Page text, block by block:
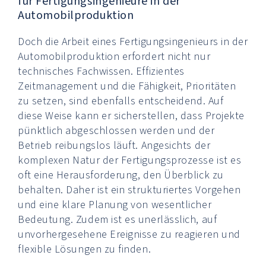
Automobilproduktion
Doch die Arbeit eines Fertigungsingenieurs in der
Automobilproduktion erfordert nicht nur
technisches Fachwissen. Effizientes
Zeitmanagement und die Fähigkeit, Prioritäten
zu setzen, sind ebenfalls entscheidend. Auf
diese Weise kann er sicherstellen, dass Projekte
pünktlich abgeschlossen werden und der
Betrieb reibungslos läuft. Angesichts der
komplexen Natur der Fertigungsprozesse ist es
oft eine Herausforderung, den Überblick zu
behalten. Daher ist ein strukturiertes Vorgehen
und eine klare Planung von wesentlicher
Bedeutung. Zudem ist es unerlässlich, auf
unvorhergesehene Ereignisse zu reagieren und
flexible Lösungen zu finden.